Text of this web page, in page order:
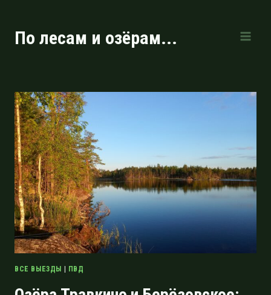
содержимому
По лесам и озёрам...
ВСЕ ВЫЕЗДЫ | ПВД